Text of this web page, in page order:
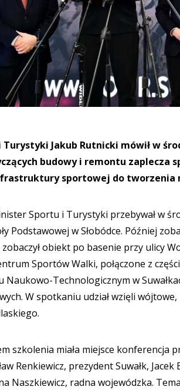
Jakub Rutnicki mówił w
budowy i remontu zaplecza
sportowej do tworzenia
Sportu i Turystyki przebywał w
Podstawowej w Słobódce. Później
zobaczył obiekt po basenie przy ulicy
Sportów Walki, połączone z
Naukowo-Technologicznym w
W spotkaniu udział wzięli
szkolenia miała miejsce
Renkiewicz, prezydent Suwałk,
Naszkiewicz, radna wojewódzka.